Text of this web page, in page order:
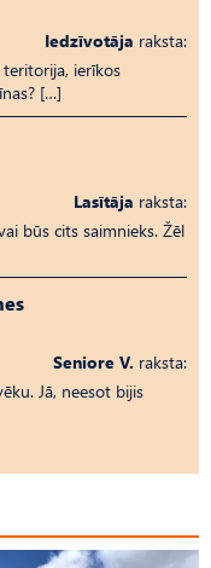
Iedzīvotāja raksta:
teritorija, ierīkos
[…]
Lasītāja raksta:
būs cits saimnieks. Žēl
Seniore V. raksta:
Jā, neesot bijis